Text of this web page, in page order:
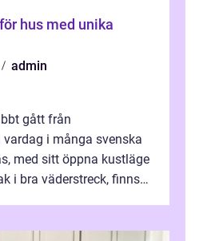
hus med unika
admin
gått från
i många svenska
med sitt öppna kustläge
i bra väderstreck, finns